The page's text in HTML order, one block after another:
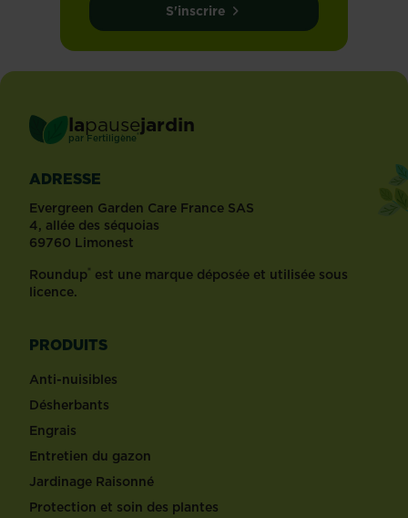
S'inscrire
lapausejardin
par Fertiligène ®
ADRESSE
Evergreen Garden Care France SAS
4, allée des séquoias
69760 Limonest
Roundup® est une marque déposée et utilisée sous
licence.
PRODUITS
Anti-nuisibles
Désherbants
Engrais
Entretien du gazon
Jardinage Raisonné
Protection et soin des plantes